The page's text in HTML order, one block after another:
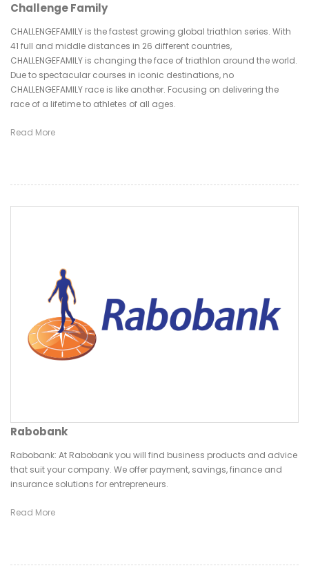
Challenge Family
CHALLENGEFAMILY is the fastest growing global triathlon series. With
41 full and middle distances in 26 different countries,
CHALLENGEFAMILY is changing the face of triathlon around the world.
Due to spectacular courses in iconic destinations, no
CHALLENGEFAMILY race is like another. Focusing on delivering the
race of a lifetime to athletes of all ages.
Read More
Rabobank
Rabobank: At Rabobank you will find business products and advice
that suit your company. We offer payment, savings, finance and
insurance solutions for entrepreneurs.
Read More